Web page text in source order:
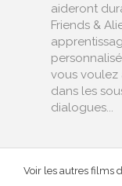
aideront
Friends &
vous voulez
dans les
dialogues...
Voir les autres films